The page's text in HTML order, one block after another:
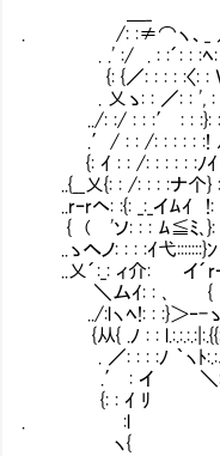
＿_ -
. /: :≠⌒ヽ、_ ／∠
. .' :/ . : :´: : :ﾍ: : :
{: {／: : : : :〈: : V´:
. 乂ゝ: : ／: : ', :
../: :/ : : :′ : :
.′/ : : /: : : :
{: ｲ : : /: : : : :
..{__乂{: : /: : : :
..rｰrヘ: :{: _:_イﾑｲ
{ ( 'ソ: : : ﾑ≦ﾐ
..ゝへノ: : : :ｲ弋
..乂´:_: ィ介: イ´rｰ
＼ムｲ: : ､ { ／/
../:lヽﾍ!: : :}＞‐-ゝ
{从{ .ﾉ : : l.:.:.:.:|:.{{:
. ／: : : :ﾉ ｀ヽﾄ:.:､
.′ : イ ＼:.＼.:.:ヽ
{: : ｲ ﾘ ＼:.ヽ
. Ⅵ:l ｰ′
ヽ{